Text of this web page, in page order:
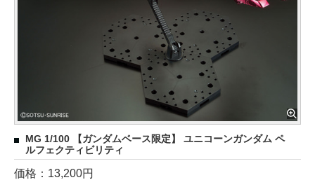
MG 1/100 【ガンダムベース限定】 ユニコーンガンダム ペ
ルフェクティビリティ
価格：13,200円